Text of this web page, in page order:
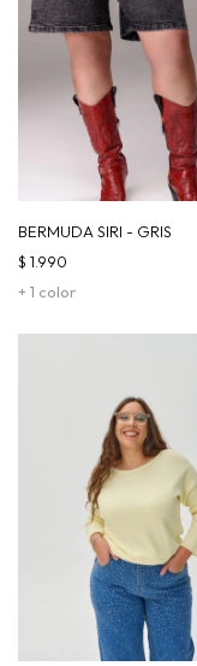
BERMUDA SIRI - GRIS
+ 1 color
$ 1.990